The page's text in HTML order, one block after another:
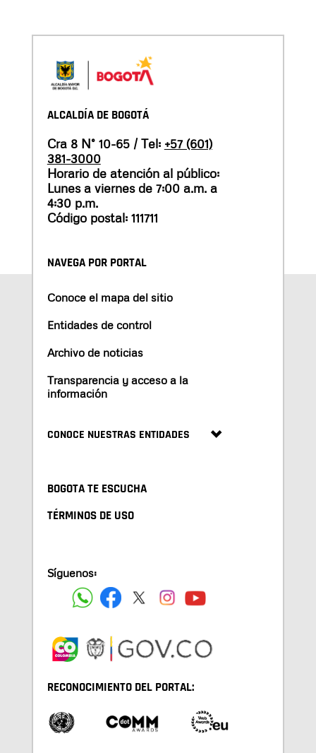
ALCALDÍA DE BOGOTÁ
Cra 8 N° 10-65 / Tel: +57 (601)
381-3000
Horario de atención al público:
Lunes a viernes de 7:00 a.m. a
4:30 p.m.
Código postal: 111711
NAVEGA POR PORTAL
Conoce el mapa del sitio
Entidades de control
Archivo de noticias
Transparencia y acceso a la
información
CONOCE NUESTRAS ENTIDADES
BOGOTA TE ESCUCHA
TÉRMINOS DE USO
Síguenos:
RECONOCIMIENTO DEL PORTAL: